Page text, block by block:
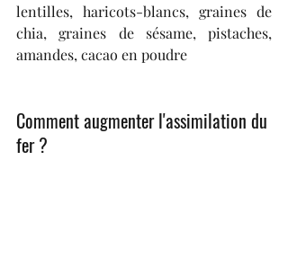
lentilles, haricots-blancs, graines de
chia, graines de sésame, pistaches,
amandes, cacao en poudre
Comment augmenter l'assimilation du
fer ?